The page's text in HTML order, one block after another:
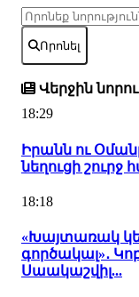
Որոնել
Վերջին
18:29
Իրանն ու
նեղուցի շուրջ
18:18
«Խայտառակ
գործակալ»․
Սաակաշվիլ...